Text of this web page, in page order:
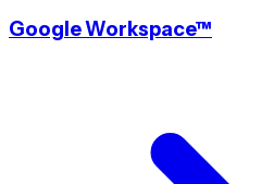
Google Workspace™